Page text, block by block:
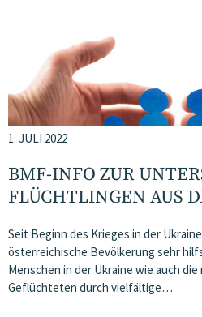
1. JULI 2022
BMF-INFO ZUR
FLÜCHTLINGEN AUS
Seit Beginn des Krieges in der
österreichische Bevölkerung sehr
Menschen in der Ukraine wie auch
Geflüchteten durch vielfältige…